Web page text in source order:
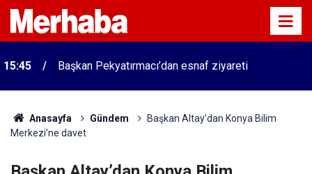
15:45 Başkan Pekyatırmacı’dan esnaf ziyareti
Anasayfa Gündem
Başkan Altay’dan Konya Bilim
Merkezi’ne davet